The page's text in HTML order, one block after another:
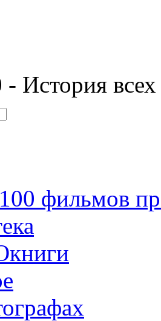
История
фильмов